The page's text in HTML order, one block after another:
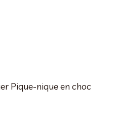
Pique-nique en choc